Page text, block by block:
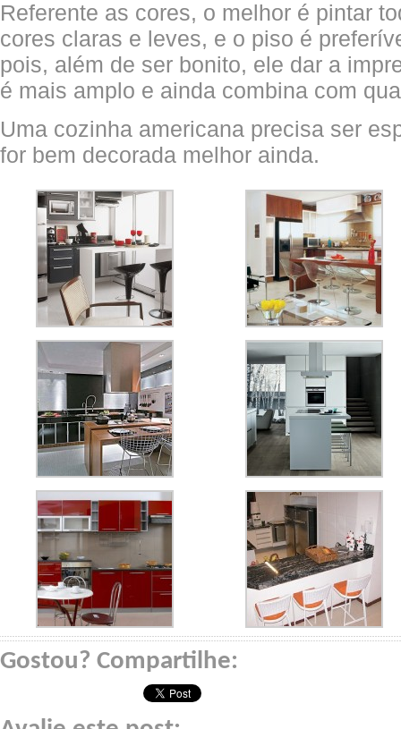
Referente as cores, o melhor é pintar
cores claras e leves, e o piso é
pois, além de ser bonito, ele dar a
é mais amplo e ainda combina com
Uma cozinha americana precisa ser
for bem decorada melhor ainda.
Gostou? Compartilhe: